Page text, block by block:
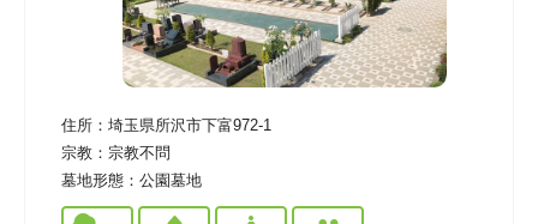
住所： 埼玉県所沢市下富972-1
宗教： 宗教不問
墓地形態： 公園墓地